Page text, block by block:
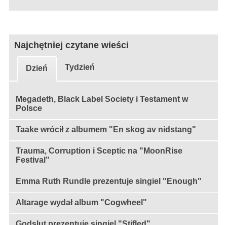
Najchętniej czytane wieści
Dzień Tydzień
Megadeth, Black Label Society i Testament w
Polsce
Taake wrócił z albumem "En skog av nidstang"
Trauma, Corruption i Sceptic na "MoonRise
Festival"
Emma Ruth Rundle prezentuje singiel "Enough"
Altarage wydał album "Cogwheel"